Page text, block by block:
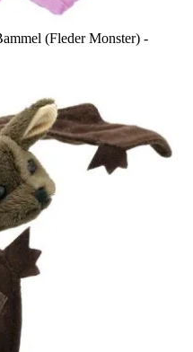
(Fleder Monster) -